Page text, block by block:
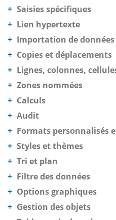
Saisies spécifiques
Lien hypertexte
Importation de données
Copies et déplacements
Lignes, colonnes,
Zones nommées
Calculs
Audit
Formats personnalisés
Styles et thèmes
Tri et plan
Filtre des données
Options graphiques
Gestion des objets